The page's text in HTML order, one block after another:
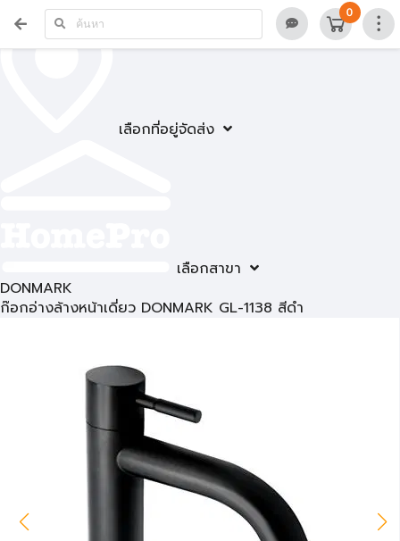
เลือกที่อยู่จัดส่ง
เลือกสาขา
0
DONMARK
ก๊อกอ่างล้างหน้าเดี่ยว DONMARK GL-1138 สีดำ